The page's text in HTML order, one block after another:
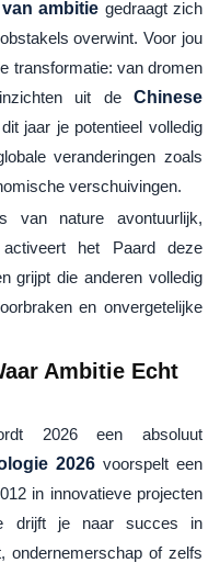
ambitie gedraagt zich
overwint. Voor jou
transformatie: van dromen
uit de Chinese
jaar je potentieel volledig
veranderingen zoals
verschuivingen.
van nature avontuurlijk,
het Paard deze
grijpt die anderen volledig
en onvergetelijke
Ambitie Echt
2026 een absoluut
2026voorspelt een
in innovatieve projecten
drijft je naar succes in
ondernemerschap of zelfs